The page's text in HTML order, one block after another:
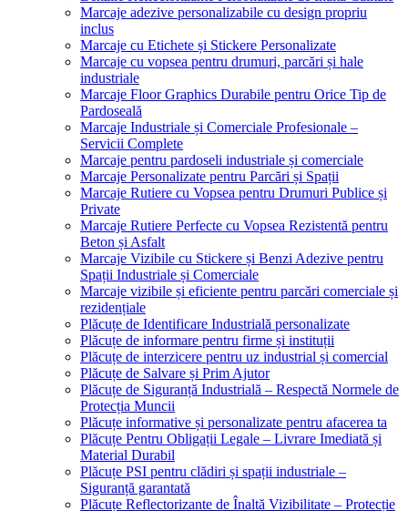
Marcaje adezive personalizabile cu design propriu
inclus
Marcaje cu Etichete și Stickere Personalizate
Marcaje cu vopsea pentru drumuri, parcări și hale
industriale
Marcaje Floor Graphics Durabile pentru Orice Tip de
Pardoseală
Marcaje Industriale și Comerciale Profesionale –
Servicii Complete
Marcaje pentru pardoseli industriale și comerciale
Marcaje Personalizate pentru Parcări și Spații
Marcaje Rutiere cu Vopsea pentru Drumuri Publice și
Private
Marcaje Rutiere Perfecte cu Vopsea Rezistentă pentru
Beton și Asfalt
Marcaje Vizibile cu Stickere și Benzi Adezive pentru
Spații Industriale și Comerciale
Marcaje vizibile și eficiente pentru parcări comerciale și
rezidențiale
Plăcuțe de Identificare Industrială personalizate
Plăcuțe de informare pentru firme și instituții
Plăcuțe de interzicere pentru uz industrial și comercial
Plăcuțe de Salvare și Prim Ajutor
Plăcuțe de Siguranță Industrială – Respectă Normele de
Protecția Muncii
Plăcuțe informative și personalizate pentru afacerea ta
Plăcuțe Pentru Obligații Legale – Livrare Imediată și
Material Durabil
Plăcuțe PSI pentru clădiri și spații industriale –
Siguranță garantată
Plăcuțe Reflectorizante de Înaltă Vizibilitate – Protecție